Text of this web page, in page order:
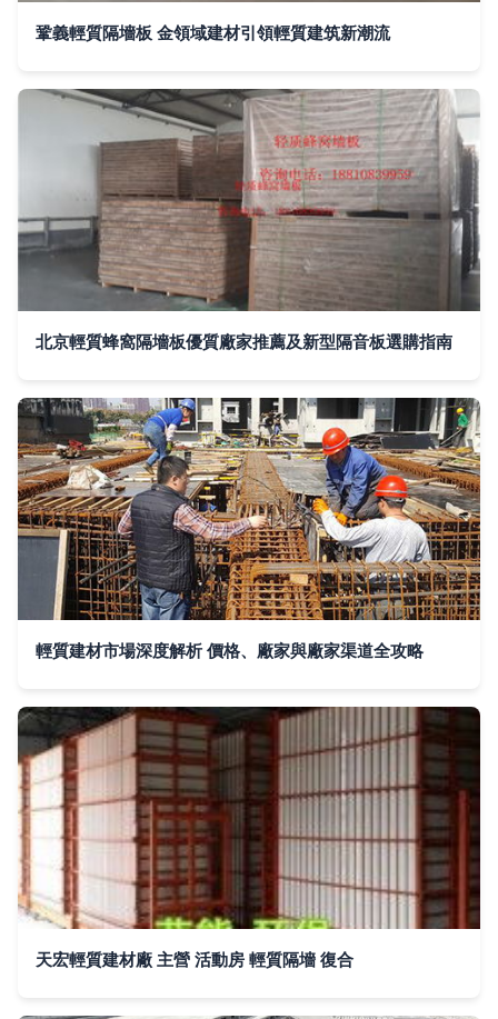
鞏義輕質隔墻板 金領域建材引領輕質建筑新潮流
北京輕質蜂窩隔墻板優質廠家推薦及新型隔音板選購指南
輕質建材市場深度解析 價格、廠家與廠家渠道全攻略
天宏輕質建材廠 主營 活動房 輕質隔墻 復合